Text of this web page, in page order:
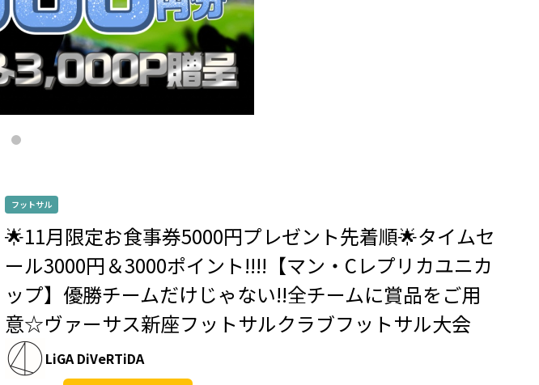
フットサル
🌟11月限定お食事券5000円プレゼント先着順🌟タイムセ
ール3000円＆3000ポイント!!!!【マン・Cレプリカユニカ
ップ】優勝チームだけじゃない!!全チームに賞品をご用
意☆ヴァーサス新座フットサルクラブフットサル大会
LiGA DiVeRTiDA